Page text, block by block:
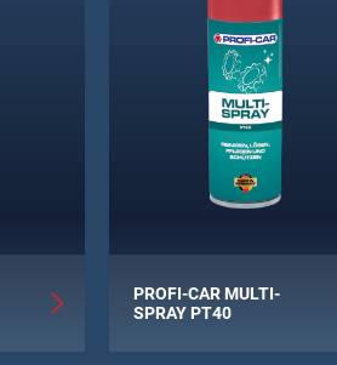
PROFI-CAR MULTI-
SPRAY PT40